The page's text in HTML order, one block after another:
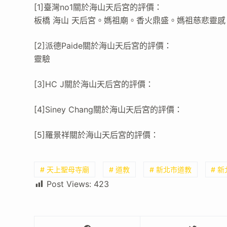
[1]臺灣no1關於海山天后宮的評價：
板橋 海山 天后宮。媽祖廟。香火鼎盛。媽祖慈悲靈感
[2]派德Paide關於海山天后宮的評價：
靈驗
[3]HC J關於海山天后宮的評價：
[4]Siney Chang關於海山天后宮的評價：
[5]羅景祥關於海山天后宮的評價：
# 天上聖母寺廟 # 道教 # 新北市道教 # 新
Post Views: 423